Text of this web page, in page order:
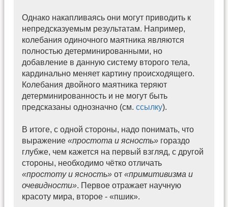
Однако накапливаясь они могут приводить к
непредсказуемым результатам. Например,
колебания одиночного маятника являются
полностью детерминированными, но
добавление в данную систему второго тела,
кардинально меняет картину происходящего.
Колебания двойного маятника теряют
детерминированность и не могут быть
предсказаны однозначно (см.ссылку).
В итоге, с одной стороны, надо понимать, что
выражение«простота и ясность» гораздо
глубже, чем кажется на первый взгляд, с другой
стороны, необходимо чётко отличать
«простоту и ясность» от«примитивизма и
очевидности». Первое отражает научную
красоту мира, второе - «пшик».